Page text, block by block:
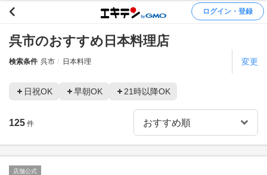
ログイン・登録
呉市のおすすめ日本料理店
検索条件 呉市 日本料理 変更
日祝OK 早朝OK 21時以降OK
125 件
店舗公式